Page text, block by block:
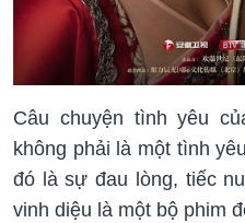
Câu chuyện tình yêu
không phải là một tình
đó là sự đau lòng, tiếc
vinh diệu là một bộ phim